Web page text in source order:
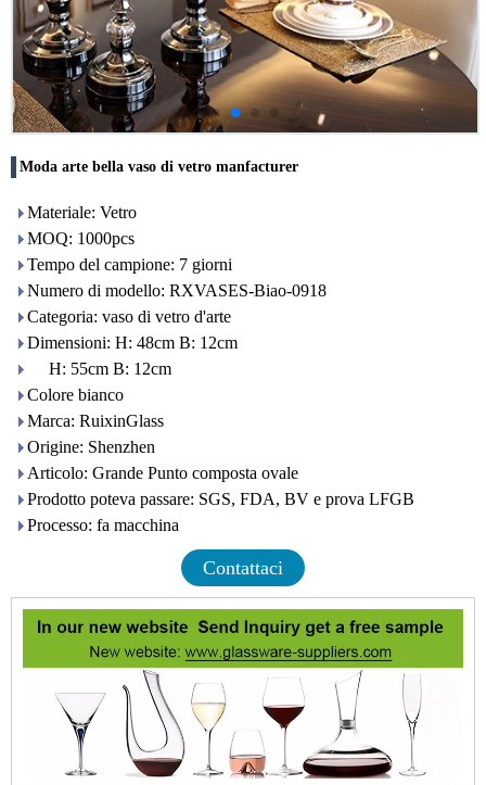
Moda arte bella vaso di vetro manfacturer
Materiale: Vetro
MOQ: 1000pcs
Tempo del campione: 7 giorni
Numero di modello: RXVASES-Biao-0918
Categoria: vaso di vetro d'arte
Dimensioni: H: 48cm B: 12cm
H: 55cm B: 12cm
Colore bianco
Marca: RuixinGlass
Origine: Shenzhen
Articolo: Grande Punto composta ovale
Prodotto poteva passare: SGS, FDA, BV e prova LFGB
Processo: fa macchina
Contattaci